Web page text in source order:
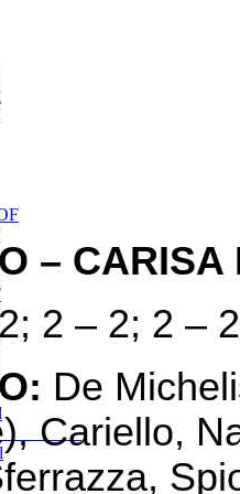
–
2 – 2; 2 –
De
Cariello,